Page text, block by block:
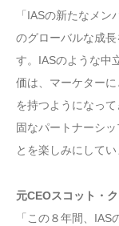
「IASの新たなメ
のグローバルな成
す。IASのような中
価は、マーケター
を持つようになっ
固なパートナーシ
とを楽しみにしてい
元CEOスコット・
「この８年間、